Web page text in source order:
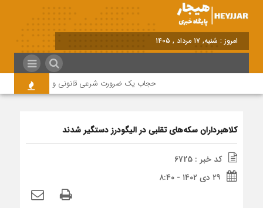
امروز : شنبه, ۱۷ مرداد , ۱۴۰۵
حجاب یک ضرورت شرعی قانونی و همه در این
کلاهبرداران سکه‌های تقلبی در الیگودرز دستگیر شدند
کد خبر : 6725
۲۹ دی ۱۴۰۲ - ۸:۴۰